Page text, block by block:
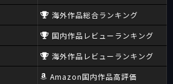
海外作品総合ランキング
国内作品レビューランキング
海外作品レビューランキング
Amazon国内作品高評価